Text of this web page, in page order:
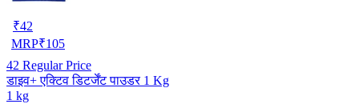
₹42
MRP₹105
42 Regular Price
डाइव+ एक्टिव डिटर्जेंट पाउडर 1 Kg
1 kg